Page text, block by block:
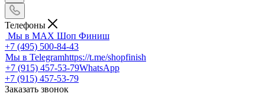
Телефоны
Мы в MAX Шоп Финиш
+7 (495) 500-84-43
Мы в Telegramhttps://t.me/shopfinish
+7 (915) 457-53-79WhatsApp
+7 (915) 457-53-79
Заказать звонок